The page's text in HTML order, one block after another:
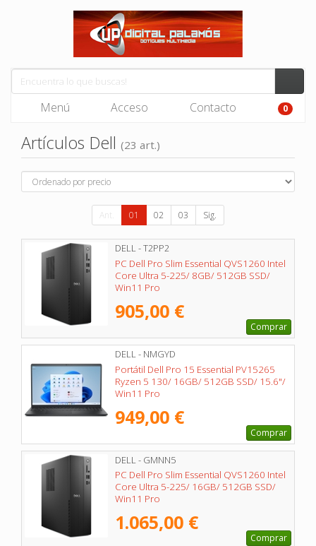
Menú Acceso Contacto 0
Artículos Dell (23 art.)
Ant. 01 02 03 Sig.
DELL - T2PP2
PC Dell Pro Slim Essential QVS1260 Intel
Core Ultra 5-225/ 8GB/ 512GB SSD/
Win11 Pro
905,00 €
Comprar
DELL - NMGYD
Portátil Dell Pro 15 Essential PV15265
Ryzen 5 130/ 16GB/ 512GB SSD/ 15.6"/
Win11 Pro
949,00 €
Comprar
DELL - GMNN5
PC Dell Pro Slim Essential QVS1260 Intel
Core Ultra 5-225/ 16GB/ 512GB SSD/
Win11 Pro
1.065,00 €
Comprar